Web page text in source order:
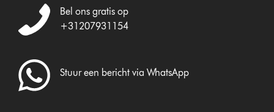
Bel ons gratis op
+31207931154
Stuur een bericht via WhatsApp